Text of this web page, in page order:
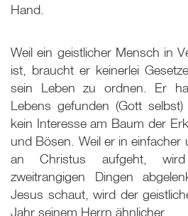
Hand.
Weil ein geistlicher Mensch in
ist, braucht er keinerlei
sein Leben zu ordnen. Er
Lebens gefunden (Gott
kein Interesse am Baum der
und Bösen. Weil er in einfacher
an Christus aufgeht,
zweitrangigen Dingen
Jesus schaut, wird der
Jahr seinem Herrn ähnlicher.